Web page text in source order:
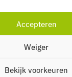
Accepteren
Weiger
Bekijk voorkeuren